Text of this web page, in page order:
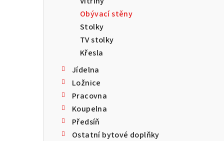
Obývací stěny
Stolky
TV stolky
Křesla
Jídelna
Ložnice
Pracovna
Koupelna
Předsíň
Ostatní bytové doplňky